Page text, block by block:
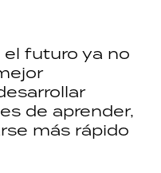
futuro ya no
de aprender,
más rápido